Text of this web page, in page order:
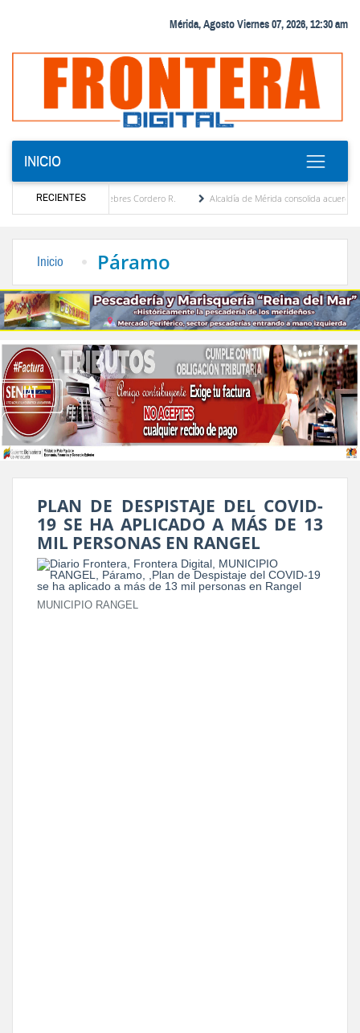
Mérida, Agosto Viernes 07, 2026, 12:30 am
INICIO
RECIENTES
María Eugenia Febres Cordero R.
Alcaldía de Mérida consolida acuerdos con
Inicio Páramo
PLAN DE DESPISTAJE DEL COVID-
19 SE HA APLICADO A MÁS DE 13
MIL PERSONAS EN RANGEL
MUNICIPIO RANGEL